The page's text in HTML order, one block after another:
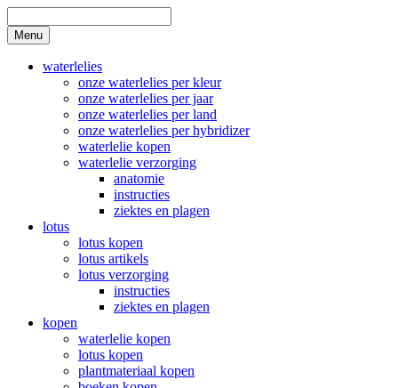
to
content
Search
Menu
waterlelies
onze waterlelies per kleur
onze waterlelies per jaar
onze waterlelies per land
onze waterlelies per hybridizer
waterlelie kopen
waterlelie verzorging
anatomie
instructies
ziektes en plagen
lotus
lotus kopen
lotus artikels
lotus verzorging
instructies
ziektes en plagen
kopen
waterlelie kopen
lotus kopen
plantmateriaal kopen